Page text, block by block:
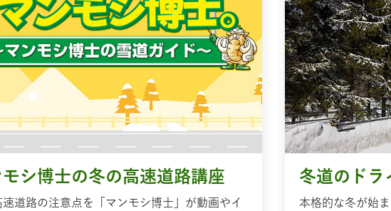
モシ博士の冬の高速道路講座
速道路の注意点を「マンモシ博士」が動画やイ
冬道のドラ
本格的な冬が始